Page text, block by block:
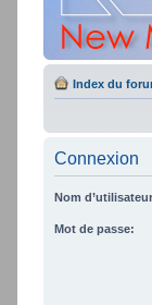
Index du
Connexion
Nom
Mot de passe: